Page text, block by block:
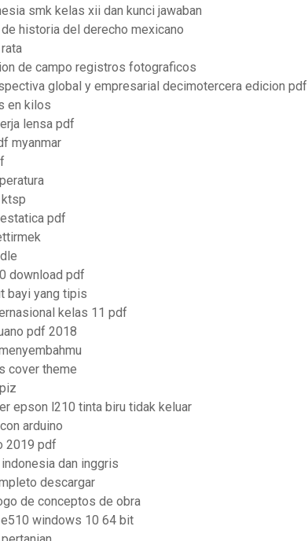
smk kelas xii dan kunci jawaban
historia del derecho mexicano
de campo registros fotograficos
global y empresarial decimotercera edicion pdf
en kilos
lensa pdf
myanmar
pdf
download pdf
bayi yang tipis
kelas 11 pdf
pdf 2018
cover theme
epson l210 tinta biru tidak keluar
arduino
2019 pdf
dan inggris
descargar
de conceptos de obra
windows 10 64 bit